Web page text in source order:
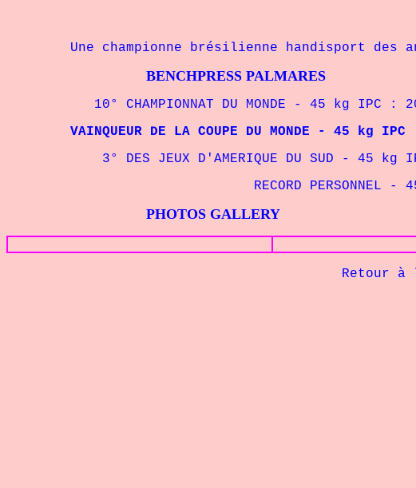
Une championne brésilienne handisport des
BENCHPRESS PALMARES
10° CHAMPIONNAT DU MONDE - 45 kg IPC :
VAINQUEUR DE LA COUPE DU MONDE - 45 kg IPC
3° DES JEUX D'AMERIQUE DU SUD - 45 kg
RECORD PERSONNEL -
PHOTOS GALLERY
Retour à la